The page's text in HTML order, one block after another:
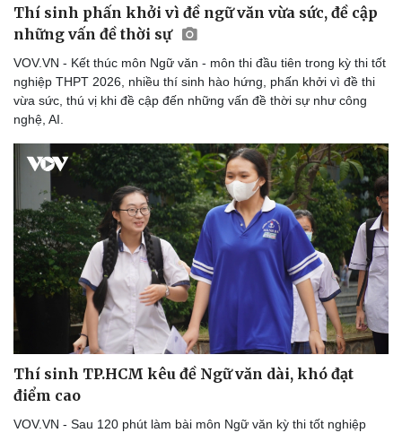
Thí sinh phấn khởi vì đề ngữ văn vừa sức, đề cập
những vấn đề thời sự
VOV.VN - Kết thúc môn Ngữ văn - môn thi đầu tiên trong kỳ thi tốt
nghiệp THPT 2026, nhiều thí sinh hào hứng, phấn khởi vì đề thi
vừa sức, thú vị khi đề cập đến những vấn đề thời sự như công
nghệ, AI.
Thí sinh TP.HCM kêu đề Ngữ văn dài, khó đạt
điểm cao
VOV.VN - Sau 120 phút làm bài môn Ngữ văn kỳ thi tốt nghiệp